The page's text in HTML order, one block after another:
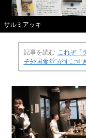
サルミアッキ
記事を読む これぞ「
チ外国食堂”がすごす